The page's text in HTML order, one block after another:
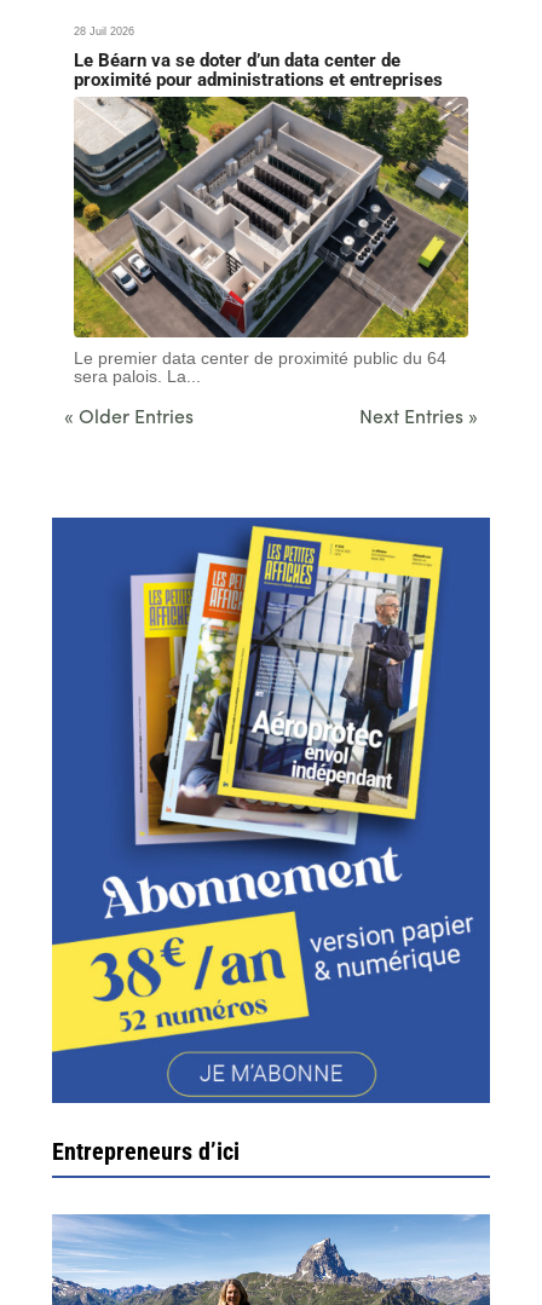
28 Juil 2026
Le Béarn va se doter d’un data center de
proximité pour administrations et entreprises
Le premier data center de proximité public du 64
sera palois. La...
« Older Entries Next Entries »
Entrepreneurs d’ici